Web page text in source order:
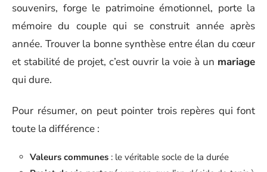
souvenirs, forge le patrimoine émotionnel, porte la
mémoire du couple qui se construit année après
année. Trouver la bonne synthèse entre élan du cœur
et stabilité de projet, c’est ouvrir la voie à un mariage
qui dure.
Pour résumer, on peut pointer trois repères qui font
toute la différence :
Valeurs communes : le véritable socle de la durée